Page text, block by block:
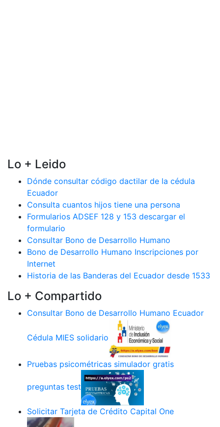
Lo + Leido
Dónde consultar código dactilar de la cédula
Ecuador
Consulta cuantos hijos tiene una persona
Formularios ADSEF 128 y 153 descargar el
formulario
Consultar Bono de Desarrollo Humano
Bono de Desarrollo Humano Inscripciones por
Internet
Historia de las Banderas del Ecuador desde 1533
Lo + Compartido
Consultar Bono de Desarrollo Humano Ecuador
Cédula MIES solidario
Pruebas psicométricas simulador gratis
preguntas test
Solicitar Tarjeta de Crédito Capital One